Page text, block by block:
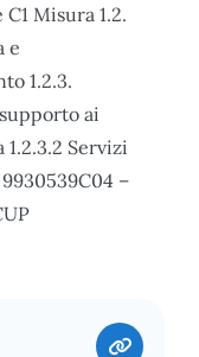
Misura 1.2.
e
1.2.3.
ai
Servizi
–